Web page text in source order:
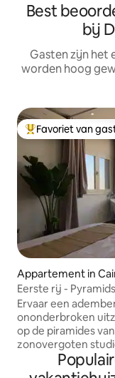
Best
bij
Gasten zijn het
worden hoog
Topfavoriet van
Favoriet van
Appartement in
Eerste rij -
Ervaar een
ononderbroken
op de piramides
zonovergoten studio. De studio is
gelegen direct
gemakkelijke